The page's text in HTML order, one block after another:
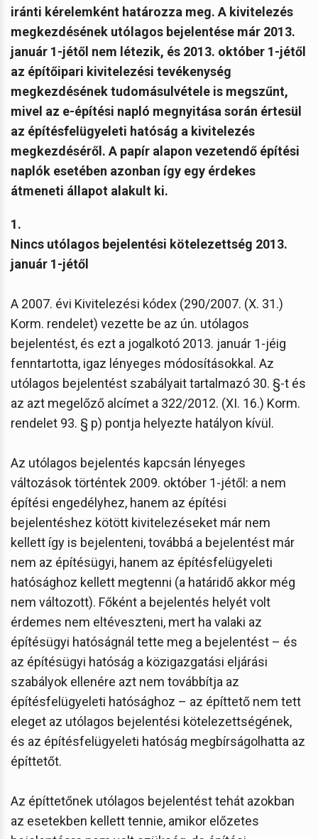
iránti kérelemként határozza meg. A kivitelezés
megkezdésének utólagos bejelentése már 2013.
január 1-jétől nem létezik, és 2013. október 1-jétől
az építőipari kivitelezési tevékenység
megkezdésének tudomásulvétele is megszűnt,
mivel az e-építési napló megnyitása során értesül
az építésfelügyeleti hatóság a kivitelezés
megkezdéséről. A papír alapon vezetendő építési
naplók esetében azonban így egy érdekes
átmeneti állapot alakult ki.
1.
Nincs utólagos bejelentési kötelezettség 2013.
január 1-jétől
A 2007. évi Kivitelezési kódex (290/2007. (X. 31.)
Korm. rendelet) vezette be az ún. utólagos
bejelentést, és ezt a jogalkotó 2013. január 1-jéig
fenntartotta, igaz lényeges módosításokkal. Az
utólagos bejelentést szabályait tartalmazó 30. §-t és
az azt megelőző alcímet a 322/2012. (XI. 16.) Korm.
rendelet 93. § p) pontja helyezte hatályon kívül.
Az utólagos bejelentés kapcsán lényeges
változások történtek 2009. október 1-jétől: a nem
építési engedélyhez, hanem az építési
bejelentéshez kötött kivitelezéseket már nem
kellett így is bejelenteni, továbbá a bejelentést már
nem az építésügyi, hanem az építésfelügyeleti
hatósághoz kellett megtenni (a határidő akkor még
nem változott). Főként a bejelentés helyét volt
érdemes nem eltéveszteni, mert ha valaki az
építésügyi hatóságnál tette meg a bejelentést – és
az építésügyi hatóság a közigazgatási eljárási
szabályok ellenére azt nem továbbítja az
építésfelügyeleti hatósághoz – az építtető nem tett
eleget az utólagos bejelentési kötelezettségének,
és az építésfelügyeleti hatóság megbírságolhatta az
építtetőt.
Az építtetőnek utólagos bejelentést tehát azokban
az esetekben kellett tennie, amikor előzetes